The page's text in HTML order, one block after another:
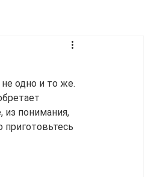
одно и то же.
из понимания,